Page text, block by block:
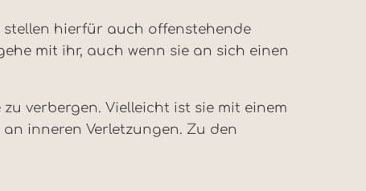
stellen hierfür auch offenstehende
mit ihr, auch wenn sie an sich einen
verbergen. Vielleicht ist sie mit einem
inneren Verletzungen. Zu den